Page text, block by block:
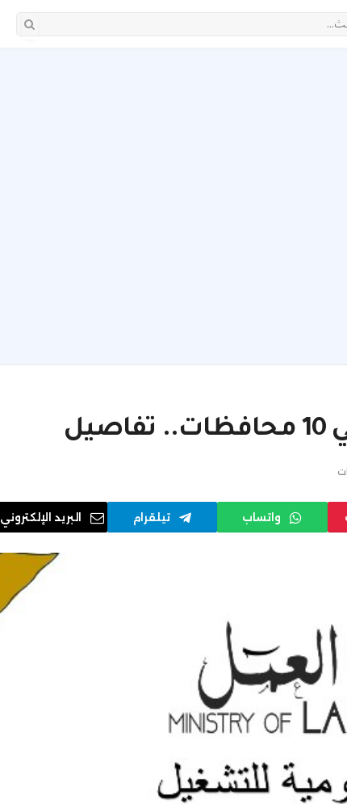
واتساب تيلقرام البريد الإلكتروني